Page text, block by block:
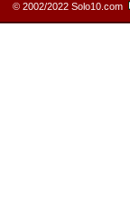
© 2002/2022 Solo10.com